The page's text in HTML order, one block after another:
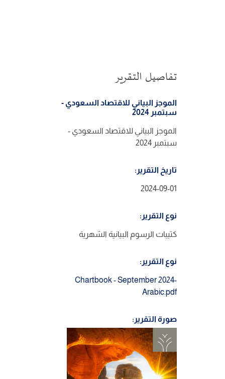
تفاصيل التقرير
الموجز البياني للاقتصاد السعودي -
سبتمبر 2024
الموجز البياني للاقتصاد السعودي -
سبتمبر 2024
تاريخ التقرير:
2024-09-01
نوع التقرير:
كتيبات الرسوم البيانية الشهرية
نوع التقرير:
Chartbook - September 2024-
Arabic.pdf
صورة التقرير: